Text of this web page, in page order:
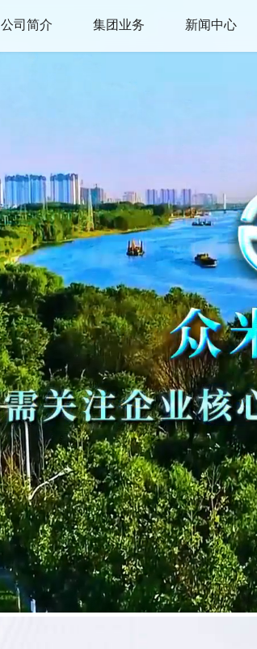
公司简介 集团业务 新闻中心
核心知识产权
联系我们 危险化学品
文娱类许可
医疗器械、
食品生产、
测绘资质
公司注销
建设项目管理
国土资源服务
水务服务
生态环境服务
人力资源
科技金融